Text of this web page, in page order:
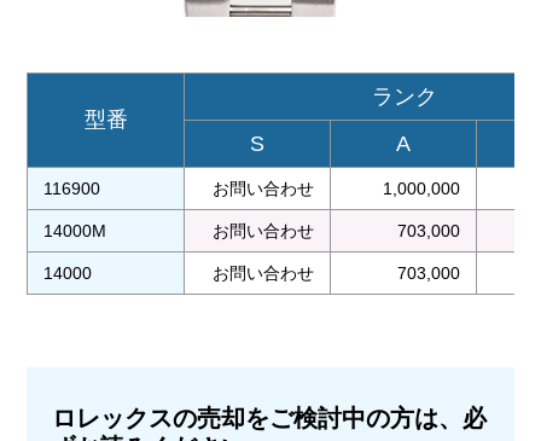
型番
ランク
S
A
116900 お問い合わせ 1,000,000
14000M お問い合わせ 703,000
14000 お問い合わせ 703,000
ロレックスの売却をご検討中の方は、必